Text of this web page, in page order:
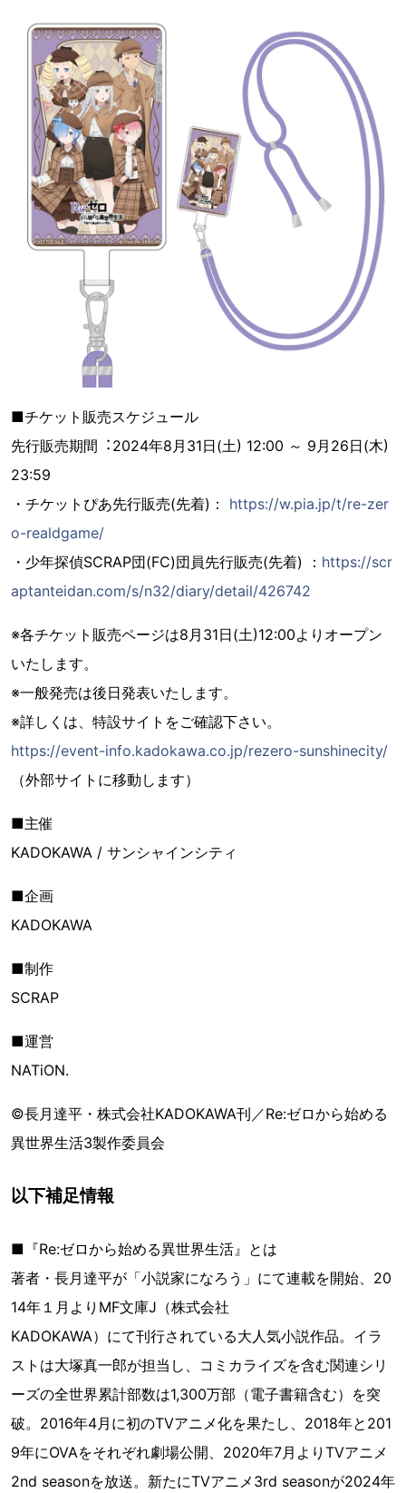
■チケット販売スケジュール
先行販売期間︓2024年8⽉31⽇(⼟) 12:00 ～ 9⽉26⽇(⽊)
23:59
・チケットぴあ先⾏販売(先着)： https://w.pia.jp/t/re-zer
o-realdgame/
・少年探偵SCRAP団(FC)団員先⾏販売(先着) ： https://scr
aptanteidan.com/s/n32/diary/detail/426742
※各チケット販売ページは8月31日(土)12:00よりオープン
いたします。
※一般発売は後日発表いたします。
※詳しくは、特設サイトをご確認下さい。
https://event-info.kadokawa.co.jp/rezero-sunshinecity/
（外部サイトに移動します）
■主催
KADOKAWA / サンシャインシティ
■企画
KADOKAWA
■制作
SCRAP
■運営
NATiON.
©長月達平・株式会社KADOKAWA刊／Re:ゼロから始める
異世界生活3製作委員会
以下補足情報
■『Re:ゼロから始める異世界生活』とは
著者・⻑⽉達平が「⼩説家になろう」にて連載を開始、20
14年１⽉よりMF⽂庫J（株式会社
KADOKAWA）にて刊⾏されている⼤⼈気⼩説作品。イラ
ストは⼤塚真⼀郎が担当し、コミカライズを含む関連シリ
ーズの全世界累計部数は1,300万部（電⼦書籍含む）を突
破。2016年4⽉に初のTVアニメ化を果たし、2018年と201
9年にOVAをそれぞれ劇場公開、2020年7⽉よりTVアニメ
2nd seasonを放送。新たにTVアニメ3rd seasonが2024年